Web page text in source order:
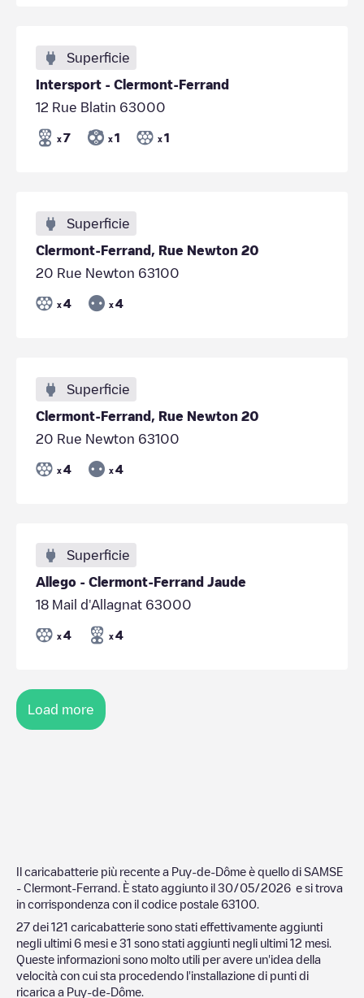
Superficie
Intersport - Clermont-Ferrand
12 Rue Blatin 63000
x 7 x 1 x 1
Superficie
Clermont-Ferrand, Rue Newton 20
20 Rue Newton 63100
x 4 x 4
Superficie
Clermont-Ferrand, Rue Newton 20
20 Rue Newton 63100
x 4 x 4
Superficie
Allego - Clermont-Ferrand Jaude
18 Mail d'Allagnat 63000
x 4 x 4
Load more
Il caricabatterie più recente a Puy-de-Dôme è quello di SAMSE
- Clermont-Ferrand . È stato aggiunto il 30/05/2026 e si trova
in corrispondenza con il codice postale 63100
27 dei 121 caricabatterie sono stati effettivamente aggiunti
negli ultimi 6 mesi e 31 sono stati aggiunti negli ultimi 12 mesi.
Queste informazioni sono molto utili per avere un'idea della
velocità con cui sta procedendo l'installazione di punti di
ricarica a Puy-de-Dôme